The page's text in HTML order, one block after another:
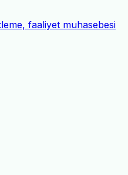
faaliyet muhasebesi